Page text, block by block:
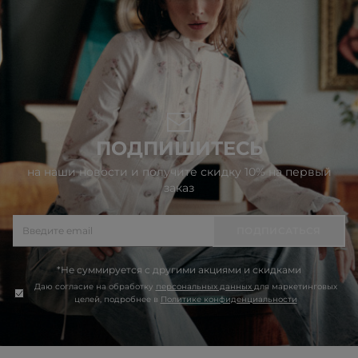
ПОДПИШИТЕСЬ
на наши новости и получите скидку 10% на первый
заказ
*Не суммируется с другими акциями и скидками
Даю согласие на обработку персональных данных для маркетинговых
целей, подробнее в Политике конфиденциальности